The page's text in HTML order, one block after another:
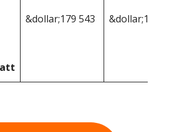
&dollar;179 543 &dollar;178